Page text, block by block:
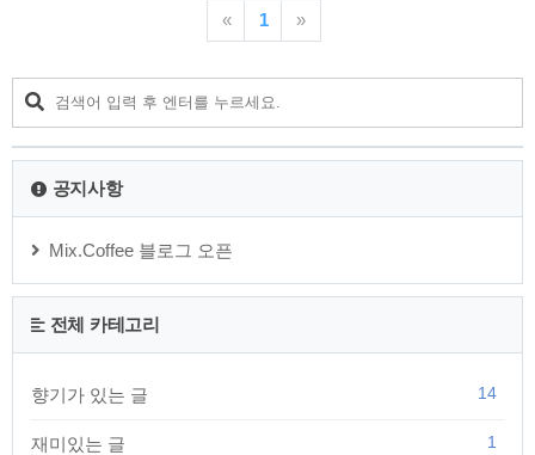
니다. 한국데이터산업진흥원 주관 시험이며, 국가공인 자격증
입니다. SQL(Structured Query Language)은 데이터베이스를
하거나 취소할 수 있고(Transaction Control), 접근권한을 제어
하는(Data Control) 처..
« 1 »
공지사항
Mix.Coffee 블로그 오픈
전체 카테고리
향기가 있는 글 14
재미있는 글 1